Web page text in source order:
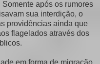
após os rumores
sua interdição, o
providências ainda que
flagelados através dos
em forma de migração,